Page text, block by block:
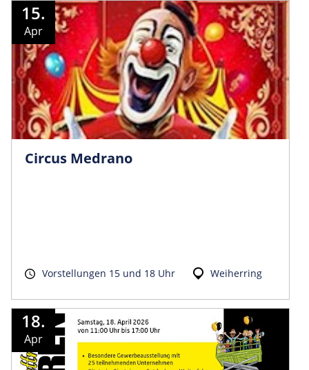
15.
Apr
Circus Medrano
Vorstellungen 15 und 18 Uhr Weiherring
18.
Apr